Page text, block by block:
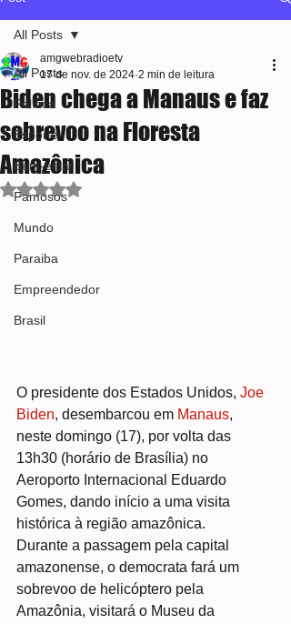
All Posts
Política
Esporte
Bem-estar
Famosos
Mundo
Paraiba
Empreendedor
Brasil
All Posts
Biden chega a Manaus e faz
sobrevoo na Floresta
Amazônica
amgwebradioetv
17 de nov. de 2024 2 min de leitura
Avaliado com NaN de 5 estrelas.
O presidente dos Estados Unidos, Joe
Biden, desembarcou em Manaus,
neste domingo (17), por volta das
13h30 (horário de Brasília) no
Aeroporto Internacional Eduardo
Gomes, dando início a uma visita
histórica à região amazônica.
Durante a passagem pela capital
amazonense, o democrata fará um
sobrevoo de helicóptero pela
Amazônia, visitará o Museu da